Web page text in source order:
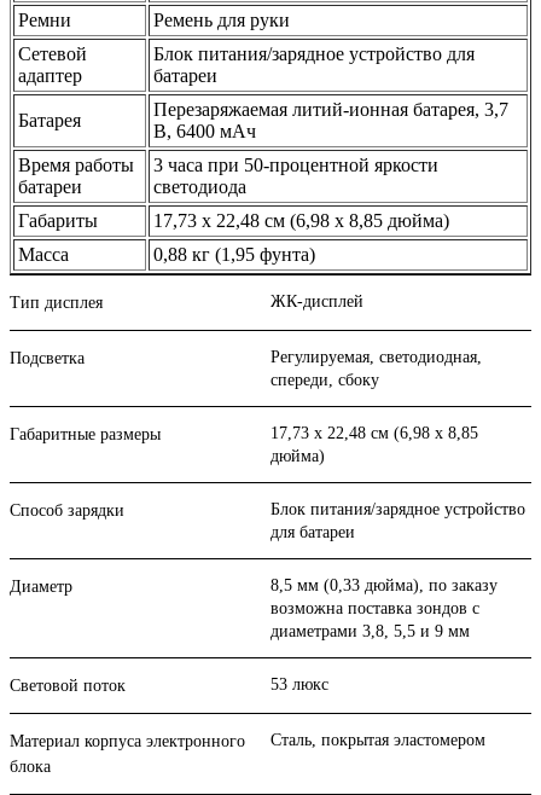
Ремни
Ремень для руки
Сетевой
адаптер
Блок питания/зарядное устройство для
батареи
Батарея
Перезаряжаемая литий-ионная батарея, 3,7
В, 6400 мАч
Время работы
батареи
3 часа при 50-процентной яркости
светодиода
Габариты
17,73 x 22,48 см (6,98 x 8,85 дюйма)
Масса
0,88 кг (1,95 фунта)
Тип дисплея ЖК-дисплей
Подсветка
Регулируемая, светодиодная,
спереди, сбоку
Габаритные размеры
17,73 x 22,48 см (6,98 x 8,85
дюйма)
Способ зарядки
Блок питания/зарядное устройство
для батареи
Диаметр
8,5 мм (0,33 дюйма), по заказу
возможна поставка зондов с
диаметрами 3,8, 5,5 и 9 мм
Световой поток 53 люкс
Материал корпуса электронного
блока
Сталь, покрытая эластомером